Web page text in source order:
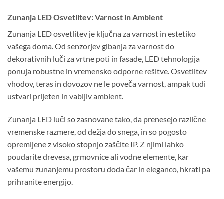
Zunanja LED Osvetlitev: Varnost in Ambient
Zunanja LED osvetlitev je ključna za varnost in estetiko
vašega doma. Od senzorjev gibanja za varnost do
dekorativnih luči za vrtne poti in fasade, LED tehnologija
ponuja robustne in vremensko odporne rešitve. Osvetlitev
vhodov, teras in dovozov ne le poveča varnost, ampak tudi
ustvari prijeten in vabljiv ambient.
Zunanja LED luči so zasnovane tako, da prenesejo različne
vremenske razmere, od dežja do snega, in so pogosto
opremljene z visoko stopnjo zaščite IP. Z njimi lahko
poudarite drevesa, grmovnice ali vodne elemente, kar
vašemu zunanjemu prostoru doda čar in eleganco, hkrati pa
prihranite energijo.